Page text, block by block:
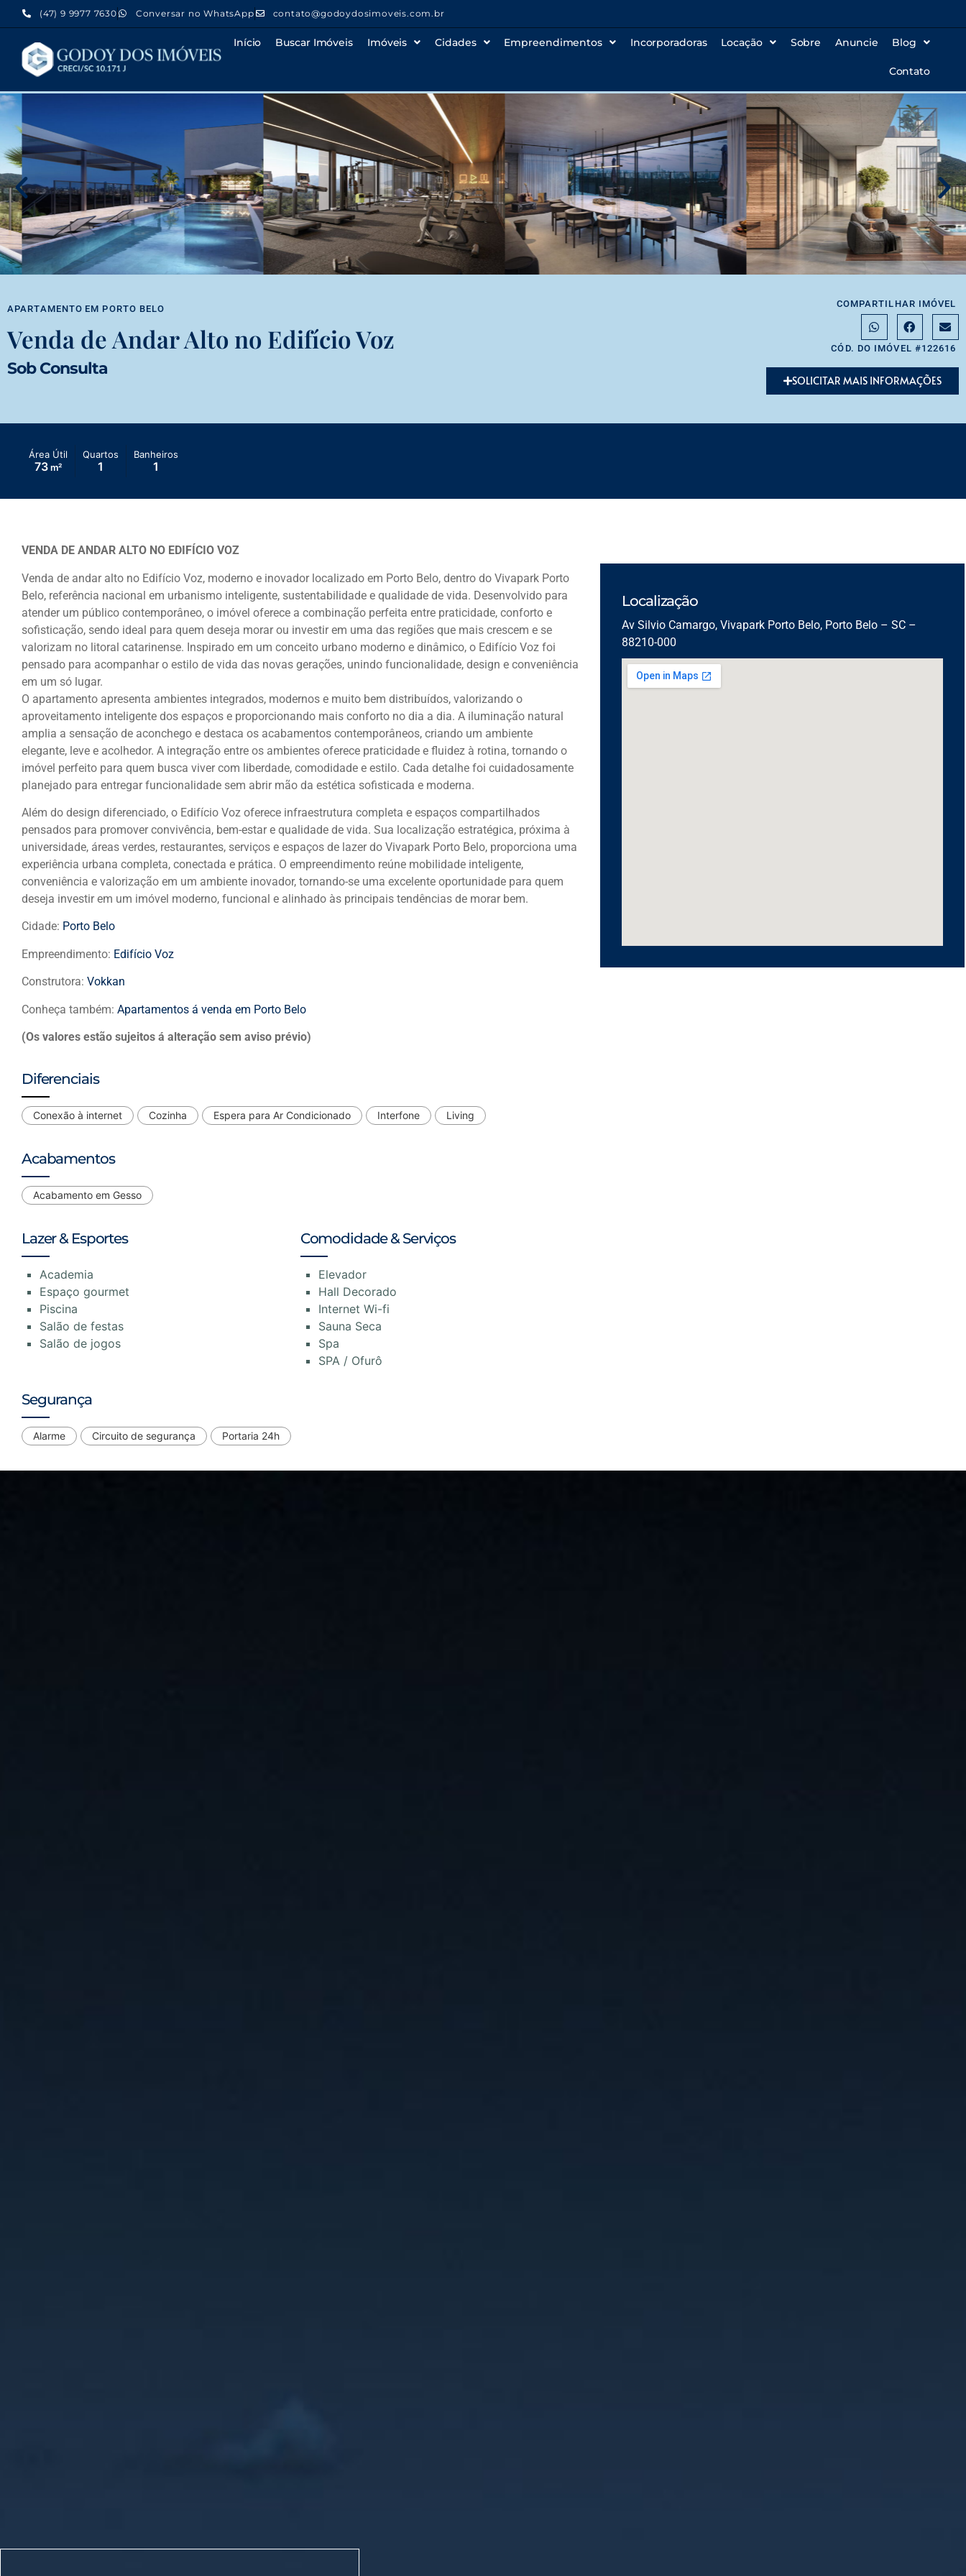
(47) 9 9977 7630 Conversar no WhatsApp contato@godoydosimoveis.com.br
Início Buscar Imóveis Imóveis Cidades Empreendimentos Incorporadoras Locação Sobre Anuncie Blog
Contato
APARTAMENTO EM PORTO BELO
Venda de Andar Alto no Edifício Voz
Sob Consulta
COMPARTILHAR IMÓVEL
CÓD. DO IMÓVEL #122616
SOLICITAR MAIS INFORMAÇÕES
Área Útil
73 m²
Quartos
1
Banheiros
1
VENDA DE ANDAR ALTO NO EDIFÍCIO VOZ
Venda de andar alto no Edifício Voz, moderno e inovador localizado em Porto Belo, dentro do Vivapark Porto
Belo, referência nacional em urbanismo inteligente, sustentabilidade e qualidade de vida. Desenvolvido para
atender um público contemporâneo, o imóvel oferece a combinação perfeita entre praticidade, conforto e
sofisticação, sendo ideal para quem deseja morar ou investir em uma das regiões que mais crescem e se
valorizam no litoral catarinense. Inspirado em um conceito urbano moderno e dinâmico, o Edifício Voz foi
pensado para acompanhar o estilo de vida das novas gerações, unindo funcionalidade, design e conveniência
em um só lugar.
O apartamento apresenta ambientes integrados, modernos e muito bem distribuídos, valorizando o
aproveitamento inteligente dos espaços e proporcionando mais conforto no dia a dia. A iluminação natural
amplia a sensação de aconchego e destaca os acabamentos contemporâneos, criando um ambiente
elegante, leve e acolhedor. A integração entre os ambientes oferece praticidade e fluidez à rotina, tornando o
imóvel perfeito para quem busca viver com liberdade, comodidade e estilo. Cada detalhe foi cuidadosamente
planejado para entregar funcionalidade sem abrir mão da estética sofisticada e moderna.
Além do design diferenciado, o Edifício Voz oferece infraestrutura completa e espaços compartilhados
pensados para promover convivência, bem-estar e qualidade de vida. Sua localização estratégica, próxima à
universidade, áreas verdes, restaurantes, serviços e espaços de lazer do Vivapark Porto Belo, proporciona uma
experiência urbana completa, conectada e prática. O empreendimento reúne mobilidade inteligente,
conveniência e valorização em um ambiente inovador, tornando-se uma excelente oportunidade para quem
deseja investir em um imóvel moderno, funcional e alinhado às principais tendências de morar bem.
Cidade: Porto Belo
Empreendimento: Edifício Voz
Construtora: Vokkan
Conheça também: Apartamentos á venda em Porto Belo
(Os valores estão sujeitos á alteração sem aviso prévio)
Diferenciais
Conexão à internet Cozinha Espera para Ar Condicionado Interfone Living
Acabamentos
Acabamento em Gesso
Lazer & Esportes
Academia
Espaço gourmet
Piscina
Salão de festas
Salão de jogos
Comodidade & Serviços
Elevador
Hall Decorado
Internet Wi-fi
Sauna Seca
Spa
SPA / Ofurô
Segurança
Alarme Circuito de segurança Portaria 24h
Localização
Av Silvio Camargo, Vivapark Porto Belo, Porto Belo – SC –
88210-000